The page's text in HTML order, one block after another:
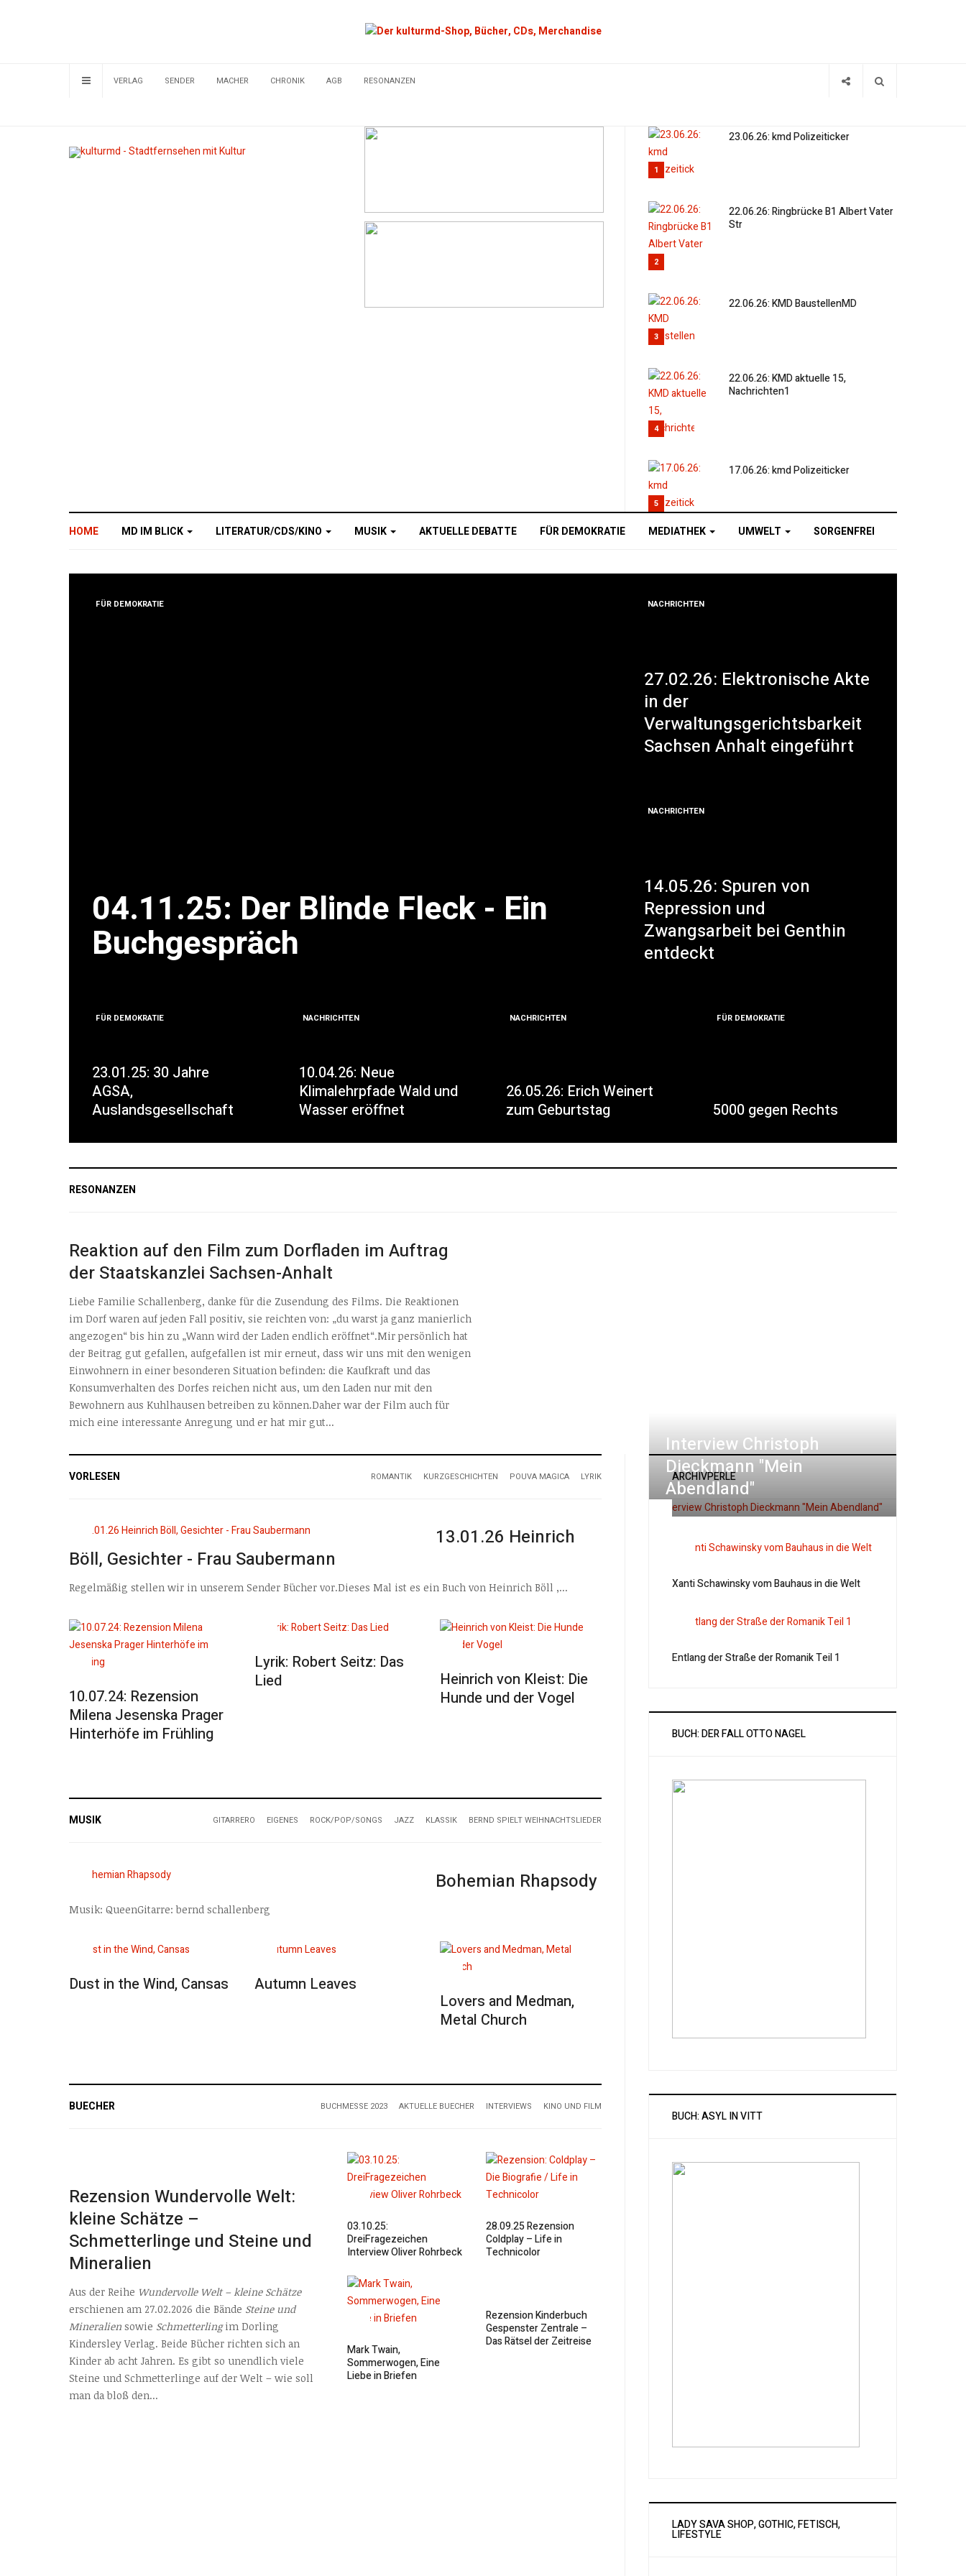
VERLAG SENDER MACHER CHRONIK AGB RESONANZEN
1
23.06.26: kmd Polizeiticker
2
22.06.26: Ringbrücke B1 Albert Vater
Str
3
22.06.26: KMD BaustellenMD
4
22.06.26: KMD aktuelle 15,
Nachrichten1
5
17.06.26: kmd Polizeiticker
HOME MD IM BLICK LITERATUR/CDS/KINO MUSIK AKTUELLE DEBATTE FÜR DEMOKRATIE MEDIATHEK UMWELT SORGENFREI
FÜR DEMOKRATIE
04.11.25: Der Blinde Fleck - Ein
Buchgespräch
NACHRICHTEN
27.02.26: Elektronische Akte
in der
Verwaltungsgerichtsbarkeit
Sachsen Anhalt eingeführt
NACHRICHTEN
14.05.26: Spuren von
Repression und
Zwangsarbeit bei Genthin
entdeckt
FÜR DEMOKRATIE
23.01.25: 30 Jahre
AGSA,
Auslandsgesellschaft
NACHRICHTEN
10.04.26: Neue
Klimalehrpfade Wald und
Wasser eröffnet
NACHRICHTEN
26.05.26: Erich Weinert
zum Geburtstag
FÜR DEMOKRATIE
5000 gegen Rechts
RESONANZEN
Reaktion auf den Film zum Dorfladen im Auftrag
der Staatskanzlei Sachsen-Anhalt
Liebe Familie Schallenberg, danke für die Zusendung des Films. Die Reaktionen
im Dorf waren auf jeden Fall positiv, sie reichten von: „du warst ja ganz manierlich
angezogen“ bis hin zu „Wann wird der Laden endlich eröffnet“.Mir persönlich hat
der Beitrag gut gefallen, aufgefallen ist mir erneut, dass wir uns mit den wenigen
Einwohnern in einer besonderen Situation befinden: die Kaufkraft und das
Konsumverhalten des Dorfes reichen nicht aus, um den Laden nur mit den
Bewohnern aus Kuhlhausen betreiben zu können.Daher war der Film auch für
mich eine interessante Anregung und er hat mir gut...
VORLESEN ROMANTIK KURZGESCHICHTEN POUVA MAGICA LYRIK
13.01.26 Heinrich
Böll, Gesichter - Frau Saubermann
Regelmäßig stellen wir in unserem Sender Bücher vor.Dieses Mal ist es ein Buch von Heinrich Böll ,...
10.07.24: Rezension
Milena Jesenska Prager
Hinterhöfe im Frühling
Lyrik: Robert Seitz: Das
Lied
Heinrich von Kleist: Die
Hunde und der Vogel
MUSIK GITARRERO EIGENES ROCK/POP/SONGS JAZZ KLASSIK BERND SPIELT WEIHNACHTSLIEDER
Bohemian Rhapsody
Musik: QueenGitarre: bernd schallenberg
Dust in the Wind, Cansas
Autumn Leaves
Lovers and Medman,
Metal Church
BUECHER BUCHMESSE 2023 AKTUELLE BUECHER INTERVIEWS KINO UND FILM
Rezension Wundervolle Welt:
kleine Schätze –
Schmetterlinge und Steine und
Mineralien
Aus der Reihe Wundervolle Welt – kleine Schätze
erschienen am 27.02.2026 die Bände Steine und
Mineralien sowie Schmetterlingim Dorling
Kindersley Verlag. Beide Bücher richten sich an
Kinder ab acht Jahren. Es gibt so unendlich viele
Steine und Schmetterlinge auf der Welt – wie soll
man da bloß den...
03.10.25:
DreiFragezeichen
Interview Oliver Rohrbeck
28.09.25 Rezension
Coldplay – Life in
Technicolor
Mark Twain,
Sommerwogen, Eine
Liebe in Briefen
Rezension Kinderbuch
Gespenster Zentrale –
Das Rätsel der Zeitreise
ARCHIVPERLE
Interview Christoph
Dieckmann "Mein
Abendland"
Xanti Schawinsky vom Bauhaus in die Welt
Entlang der Straße der Romanik Teil 1
BUCH: DER FALL OTTO NAGEL
BUCH: ASYL IN VITT
LADY SAVA SHOP, GOTHIC, FETISCH,
LIFESTYLE